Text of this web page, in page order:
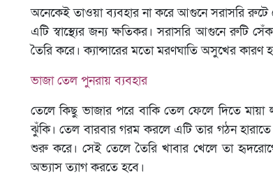
অনেকেই তাওয়া ব্যবহার না করে আগুনে সরাসরি
এটি স্বাস্থ্যের জন্য ক্ষতিকর। সরাসরি আগুনে রুটি
তৈরি করে। ক্যান্সারের মতো মরণঘাতি অসুখের কারণ
ভাজা তেল পুনরায় ব্যবহার
তেলে কিছু ভাজার পরে বাকি তেল ফেলে দিতে মায়া
ঝুঁকি। তেল বারবার গরম করলে এটি তার গঠন
শুরু করে। সেই তেলে তৈরি খাবার খেলে তা
অভ্যাস ত্যাগ করতে হবে।